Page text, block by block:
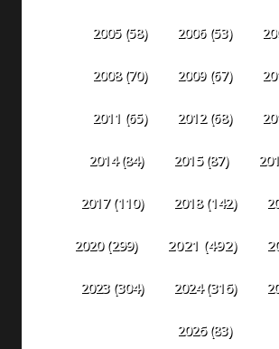
2005(58) 2006(53)
2008(70) 2009(67)
2011 (65) 2012(68)
2014(84) 2015(87)
2017(110) 2018(142)
2020(299) 2021 (492)
2023(304) 2024(316)
2026(83)